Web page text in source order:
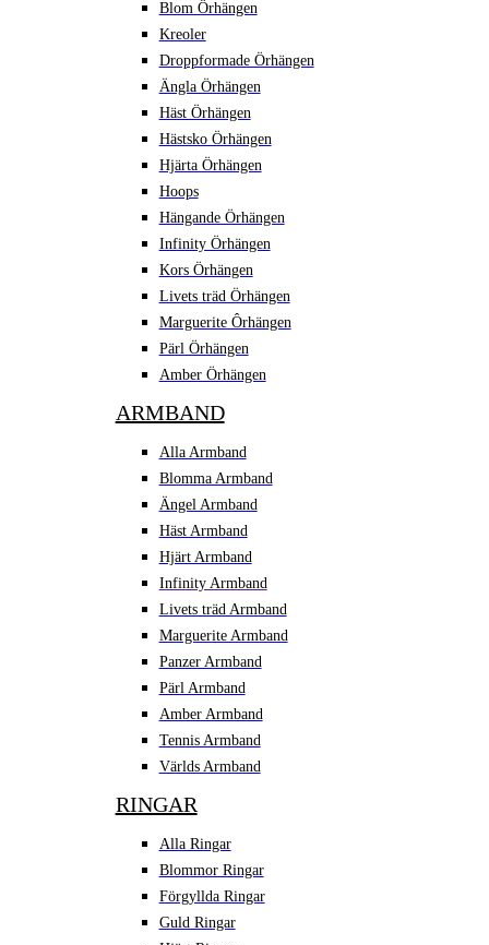
Blom Örhängen
Kreoler
Droppformade Örhängen
Ängla Örhängen
Häst Örhängen
Hästsko Örhängen
Hjärta Örhängen
Hoops
Hängande Örhängen
Infinity Örhängen
Kors Örhängen
Livets träd Örhängen
Marguerite Ôrhängen
Pärl Örhängen
Amber Örhängen
ARMBAND
Alla Armband
Blomma Armband
Ängel Armband
Häst Armband
Hjärt Armband
Infinity Armband
Livets träd Armband
Marguerite Armband
Panzer Armband
Pärl Armband
Amber Armband
Tennis Armband
Världs Armband
RINGAR
Alla Ringar
Blommor Ringar
Förgyllda Ringar
Guld Ringar